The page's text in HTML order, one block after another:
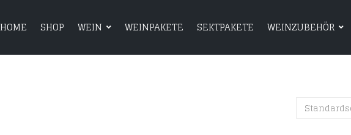
HOME SHOP WEIN WEINPAKETE SEKTPAKETE WEINZUBEHÖR
HOME SHOP WEIN WEINPAKETE